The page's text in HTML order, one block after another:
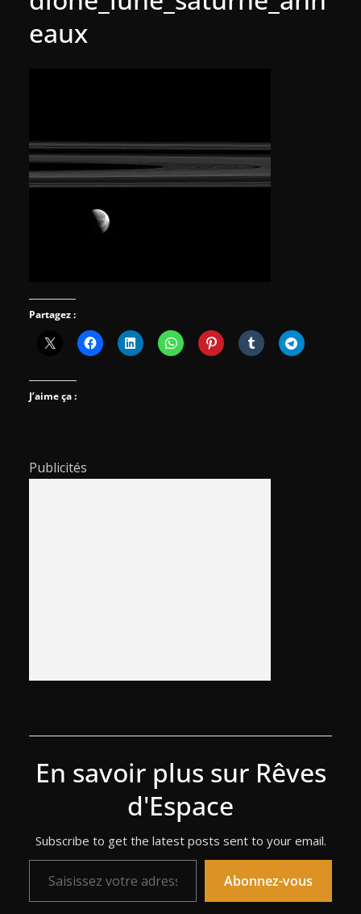
eaux
Partagez :
J’aime ça :
Publicités
En savoir plus sur Rêves
d'Espace
Subscribe to get the latest posts sent to your email.
Saisissez votre adresse e-mail…
Abonnez-vous